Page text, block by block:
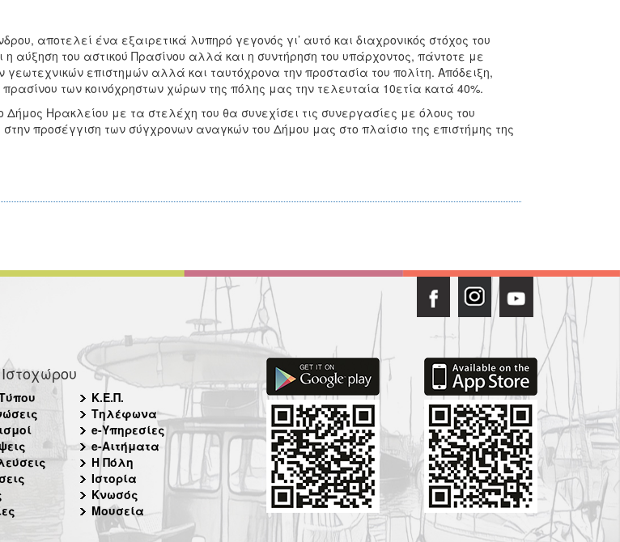
αποτελεί ένα εξαιρετικά λυπηρό γεγονός γι’ αυτό και διαχρονικός στόχος του
η αύξηση του αστικού Πρασίνου αλλά και η συντήρηση του υπάρχοντος, πάντοτε με
επιστημών αλλά και ταυτόχρονα την προστασία του πολίτη. Απόδειξη,
των κοινόχρηστων χώρων της πόλης μας την τελευταία 10ετία κατά 40%.
Δήμος Ηρακλείου με τα στελέχη του θα συνεχίσει τις συνεργασίες με όλους του
στην προσέγγιση των σύγχρονων αναγκών του Δήμου μας στο πλαίσιο της επιστήμης της
Κ.Ε.Π.
Τηλέφωνα
e-Υπηρεσίες
e-Αιτήματα
Η Πόλη
Ιστορία
Κνωσός
Μουσεία